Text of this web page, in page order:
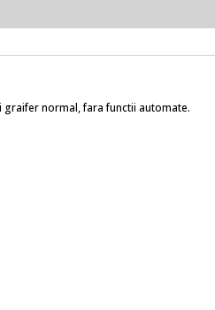
graifer normal, fara functii automate.